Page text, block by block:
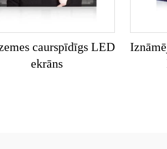
caurspīdīgs LED
ekrāns